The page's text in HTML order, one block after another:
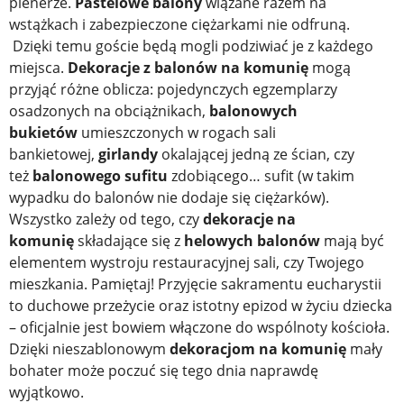
wstążkach i zabezpieczone ciężarkami nie odfruną.
Dzięki temu goście będą mogli podziwiać je z każdego
miejsca. Dekoracje z balonów na komunię mogą
przyjąć różne oblicza: pojedynczych egzemplarzy
osadzonych na obciążnikach, balonowych
bukietów umieszczonych w rogach sali
bankietowej, girlandy okalającej jedną ze ścian, czy
też balonowego sufitu zdobiącego… sufit (w takim
wypadku do balonów nie dodaje się ciężarków).
Wszystko zależy od tego, czydekoracje na
komunięskładające się z helowych balonów mają być
elementem wystroju restauracyjnej sali, czy Twojego
mieszkania. Pamiętaj! Przyjęcie sakramentu eucharystii
to duchowe przeżycie oraz istotny epizod w życiu dziecka
– oficjalnie jest bowiem włączone do wspólnoty kościoła.
Dzięki nieszablonowym dekoracjom na komunię mały
bohater może poczuć się tego dnia naprawdę
wyjątkowo.